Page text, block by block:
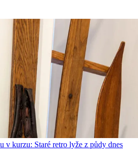
v kurzu: Staré retro lyže z půdy dnes